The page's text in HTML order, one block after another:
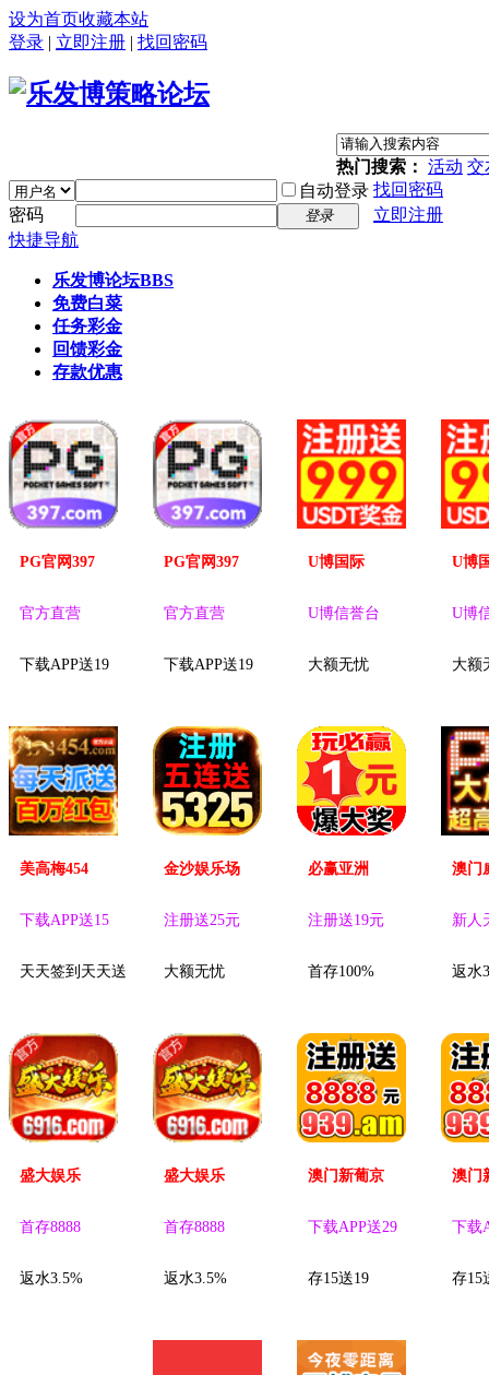
设为首页收藏本站
登录 | 立即注册 | 找回密码
热门搜索： 活动 交
自动登录 找回密码
密码
登录
立即注册
快捷导航
乐发博论坛BBS
免费白菜
任务彩金
回馈彩金
存款优惠
PG官网397
官方直营
下载APP送19
PG官网397
官方直营
下载APP送19
U博国际
U博信誉台
大额无忧
U博
U博
大额
美高梅454
下载APP送15
天天签到天天送
金沙娱乐场
注册送25元
大额无忧
必赢亚洲
注册送19元
首存100%
澳门
新人
返水
盛大娱乐
首存8888
返水3.5%
盛大娱乐
首存8888
返水3.5%
澳门新葡京
下载APP送29
存15送19
澳门
下载
存15